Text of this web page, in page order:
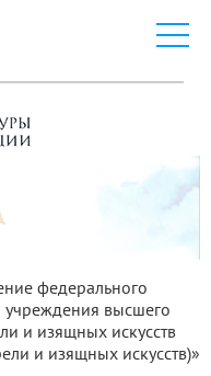
федерального
учреждения высшего
и изящных искусств
и изящных искусств)»